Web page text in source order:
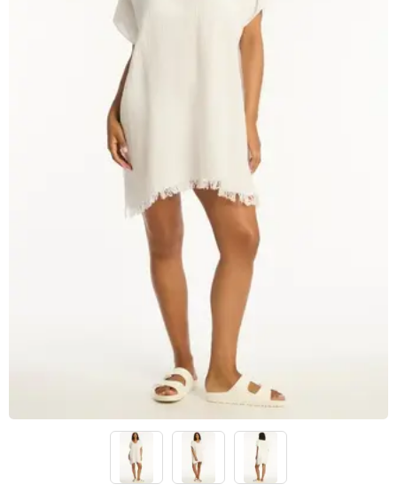
Купальники танкини
Купальники с плавками слипы
Купальники с плавками танга